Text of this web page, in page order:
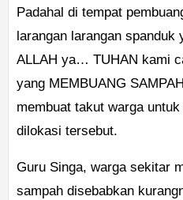
Padahal di tempat
larangan larangan spanduk
ALLAH ya… TUHAN kami
yang MEMBUANG
membuat takut warga
dilokasi tersebut.
Guru Singa, warga sekitar
sampah disebabkan